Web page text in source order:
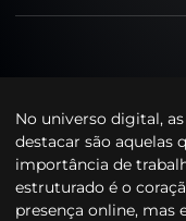
No universo digital,
destacar são aquelas
importância de
estruturado é o
presença online, mas